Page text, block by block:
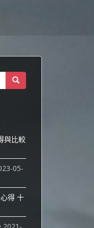
與比較
05-
得 十